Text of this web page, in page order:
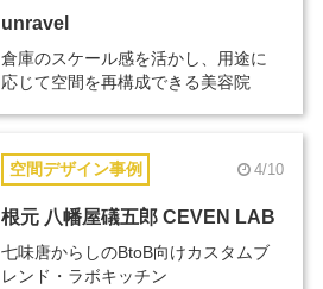
unravel
倉庫のスケール感を活かし、用途に
応じて空間を再構成できる美容院
空間デザイン事例 4/10
根元 八幡屋礒五郎 CEVEN LAB
七味唐からしのBtoB向けカスタムブ
レンド・ラボキッチン